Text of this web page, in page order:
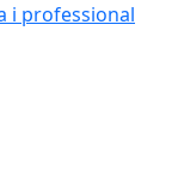
i professional